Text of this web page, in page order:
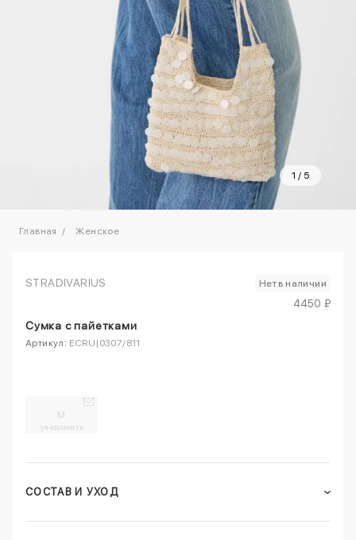
1 / 5
Главная Женское
STRADIVARIUS Нет в наличии
4450 ₽
Сумка с пайетками
Артикул: ECRU|0307/811
M
уведомить
СОСТАВ И УХОД